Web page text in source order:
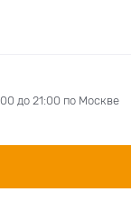
до 21:00 по Москве